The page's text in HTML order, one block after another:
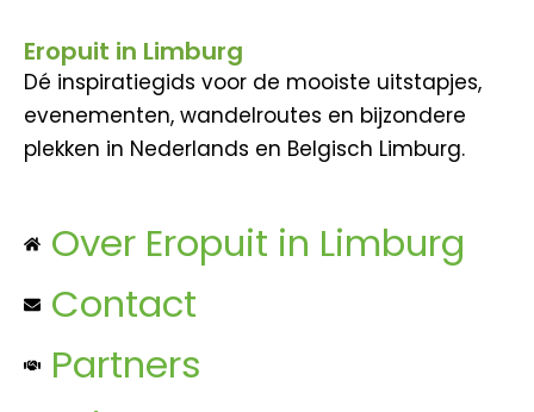
Eropuit in Limburg
Dé inspiratiegids voor de mooiste uitstapjes,
evenementen, wandelroutes en bijzondere
plekken in Nederlands en Belgisch Limburg.
Over Eropuit in Limburg
Contact
Partners